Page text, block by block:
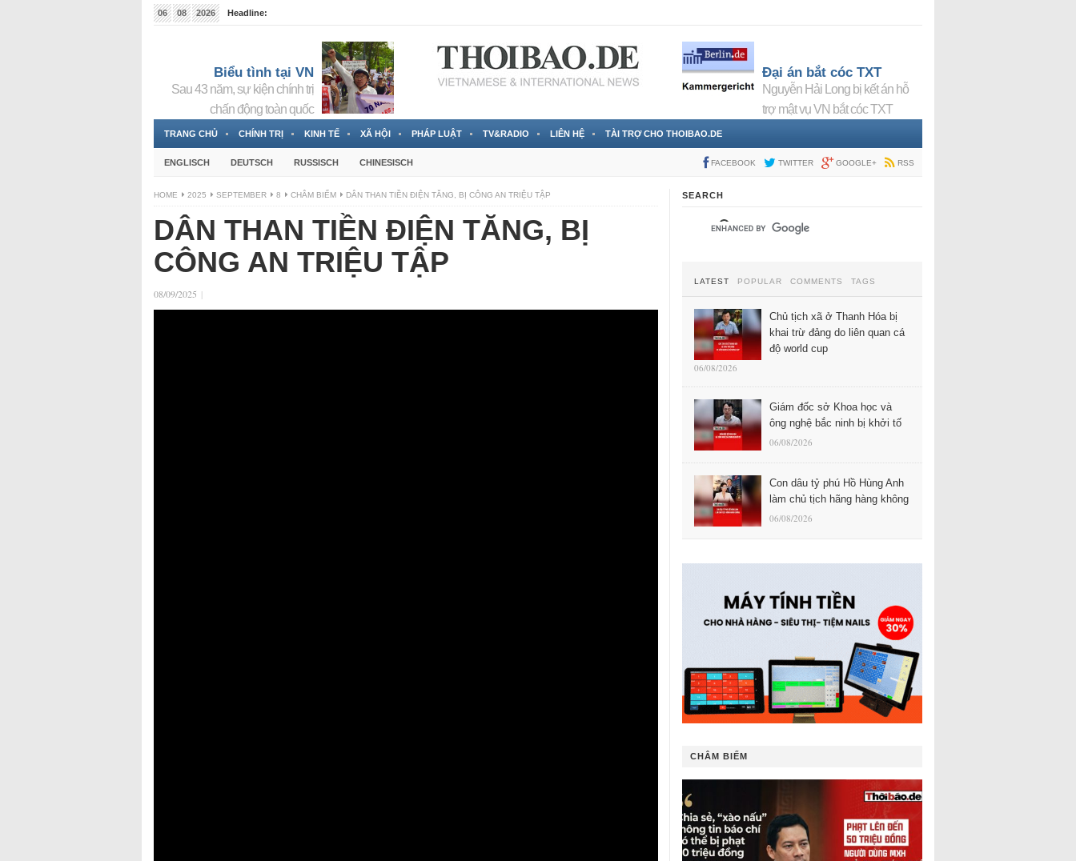
06 08 2026
Headline:
Biểu tình tại VN
Sau 43 năm, sự kiện chính trị
chấn động toàn quốc
Đại án bắt cóc TXT
Nguyễn Hải Long bị kết án hỗ
trợ mật vụ VN bắt cóc TXT
TRANG CHỦ CHÍNH TRỊ KINH TẾ XÃ HỘI PHÁP LUẬT TV&RADIO LIÊN HỆ TÀI TRỢ CHO THOIBAO.DE
ENGLISCH DEUTSCH RUSSISCH CHINESISCH FACEBOOK TWITTER GOOGLE+ RSS
HOME 2025 SEPTEMBER 8 CHÂM BIẾM DÂN THAN TIỀN ĐIỆN TĂNG, BỊ CÔNG AN TRIỆU TẬP
DÂN THAN TIỀN ĐIỆN TĂNG, BỊ
CÔNG AN TRIỆU TẬP
08/09/2025 |
SEARCH
LATEST POPULAR COMMENTS TAGS
Chủ tịch xã ở Thanh Hóa bị
khai trừ đảng do liên quan cá
độ world cup
06/08/2026
Giám đốc sở Khoa học và
ông nghệ bắc ninh bị khởi tố
06/08/2026
Con dâu tỷ phú Hồ Hùng Anh
làm chủ tịch hãng hàng không
06/08/2026
CHÂM BIẾM